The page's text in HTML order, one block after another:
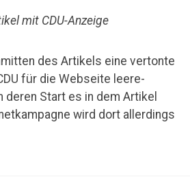
des Artikels eine vertonte
für die Webseite leere-
deren Start es in dem Artikel
wird dort allerdings